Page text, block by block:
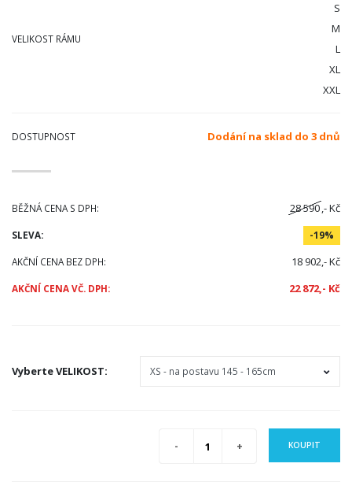
VELIKOST RÁMU
S
M
L
XL
XXL
DOSTUPNOST Dodání na sklad do 3 dnů
BĚŽNÁ CENA S DPH: 28 590,- Kč
SLEVA: -19%
AKČNÍ CENA BEZ DPH: 18 902,- Kč
AKČNÍ CENA VČ. DPH: 22 872,- Kč
VyberteVELIKOST:
KOUPIT